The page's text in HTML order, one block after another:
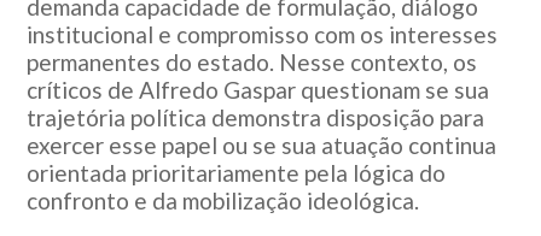
demanda capacidade de formulação, diálogo
institucional e compromisso com os interesses
permanentes do estado. Nesse contexto, os
críticos de Alfredo Gaspar questionam se sua
trajetória política demonstra disposição para
exercer esse papel ou se sua atuação continua
orientada prioritariamente pela lógica do
confronto e da mobilização ideológica.